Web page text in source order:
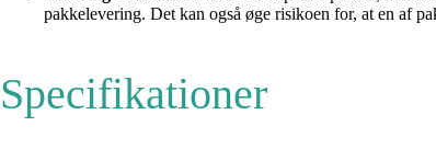
pakkelevering. Det kan også øge risikoen for, at en af
Specifikationer